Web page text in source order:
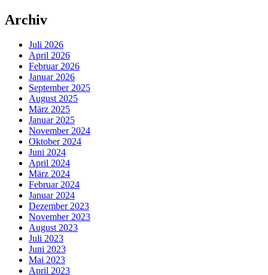
Archiv
Juli 2026
April 2026
Februar 2026
Januar 2026
September 2025
August 2025
März 2025
Januar 2025
November 2024
Oktober 2024
Juni 2024
April 2024
März 2024
Februar 2024
Januar 2024
Dezember 2023
November 2023
August 2023
Juli 2023
Juni 2023
Mai 2023
April 2023